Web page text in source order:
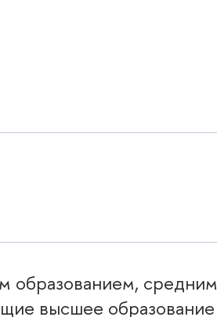
образованием, средним
высшее образование